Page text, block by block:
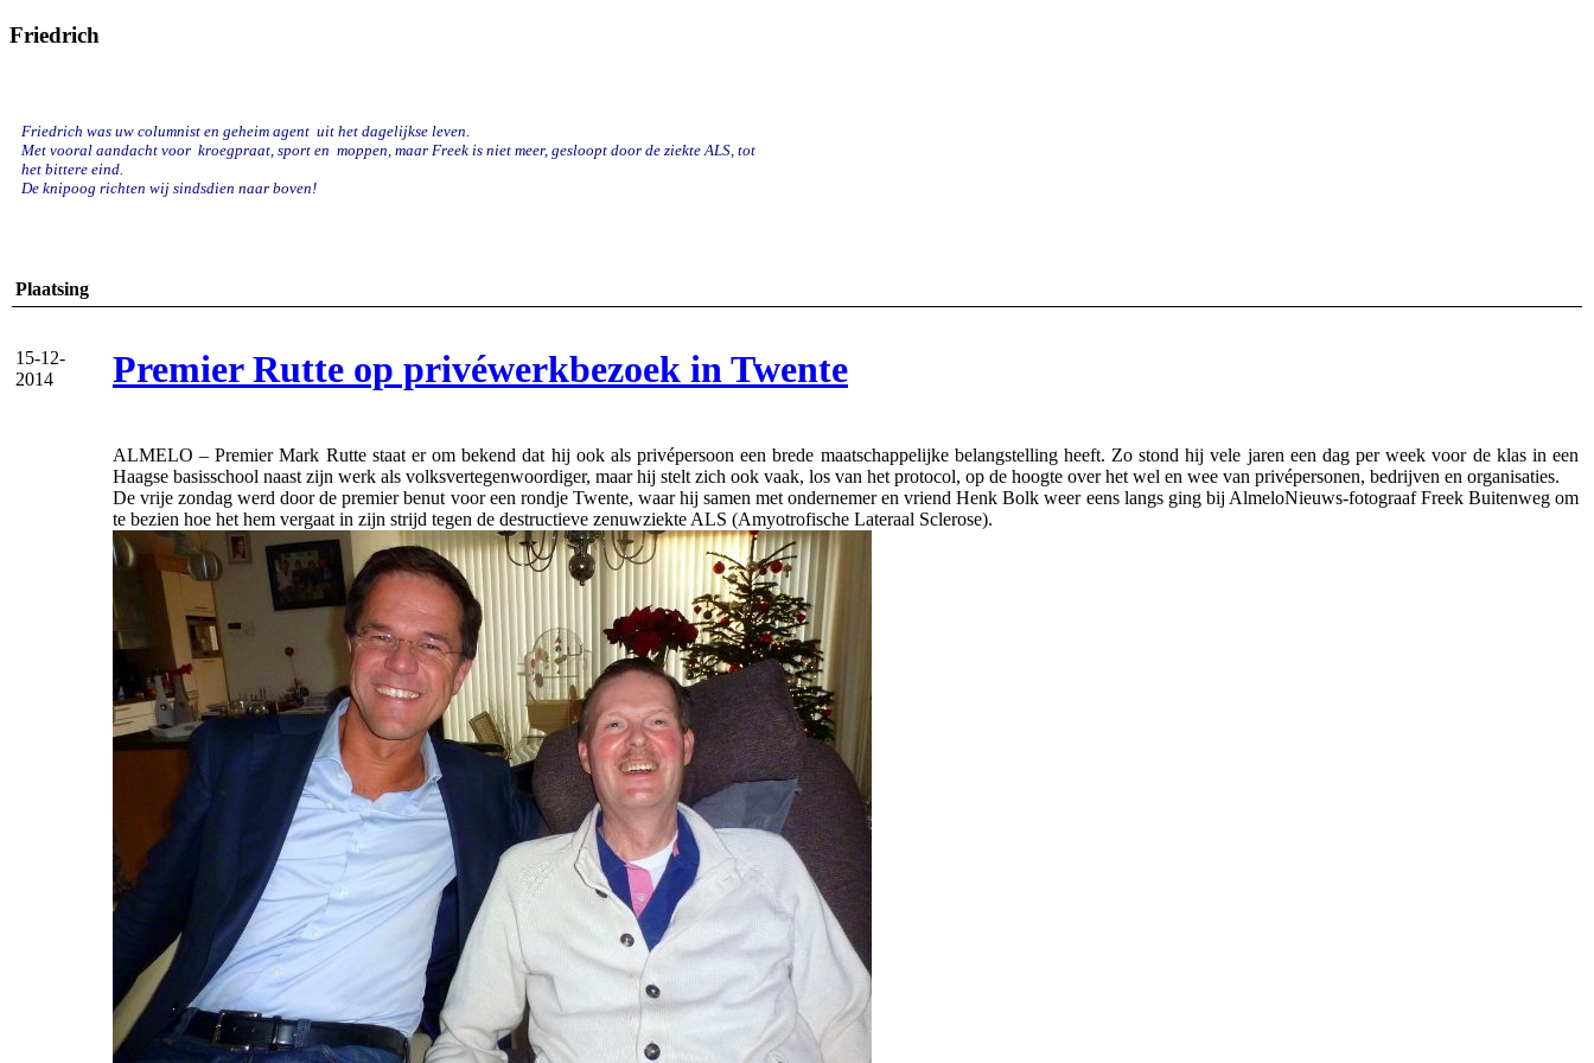
Friedrich
Friedrich was uw columnist en geheim agent uit het dagelijkse leven.
Met vooral aandacht voor kroegpraat, sport en moppen, maar Freek is niet meer, gesloopt door de ziekte ALS, tot
het bittere eind.
De knipoog richten wij sindsdien naar boven!
Plaatsing
15-12-
2014
Premier Rutte op privéwerkbezoek in Twente
ALMELO – Premier Mark Rutte staat er om bekend dat hij ook als privépersoon een brede maatschappelijke belangstelling heeft. Zo stond hij vele jaren een dag per week voor de klas in een
Haagse basisschool naast zijn werk als volksvertegenwoordiger, maar hij stelt zich ook vaak, los van het protocol, op de hoogte over het wel en wee van privépersonen, bedrijven en organisaties.
De vrije zondag werd door de premier benut voor een rondje Twente, waar hij samen met ondernemer en vriend Henk Bolk weer eens langs ging bij AlmeloNieuws-fotograaf Freek Buitenweg om
te bezien hoe het hem vergaat in zijn strijd tegen de destructieve zenuwziekte ALS (Amyotrofische Lateraal Sclerose).